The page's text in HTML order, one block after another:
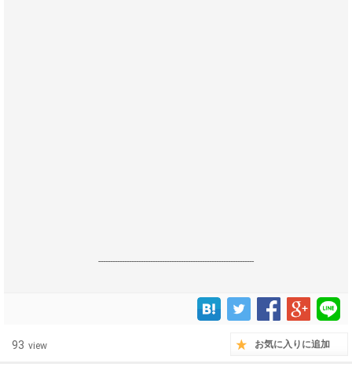
------------------------------------------------------------------
93 view お気に入りに追加